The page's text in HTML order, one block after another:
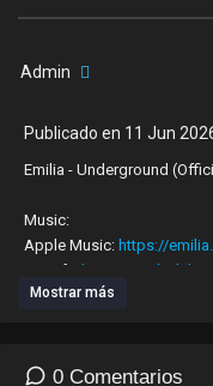
Admin
Publicado en 11 Jun
Emilia - Underground
Music:
Apple Music: https://
Spotify: https://
Amazon:https://
Deezer:https://
Mostrar más
0 Comentarios